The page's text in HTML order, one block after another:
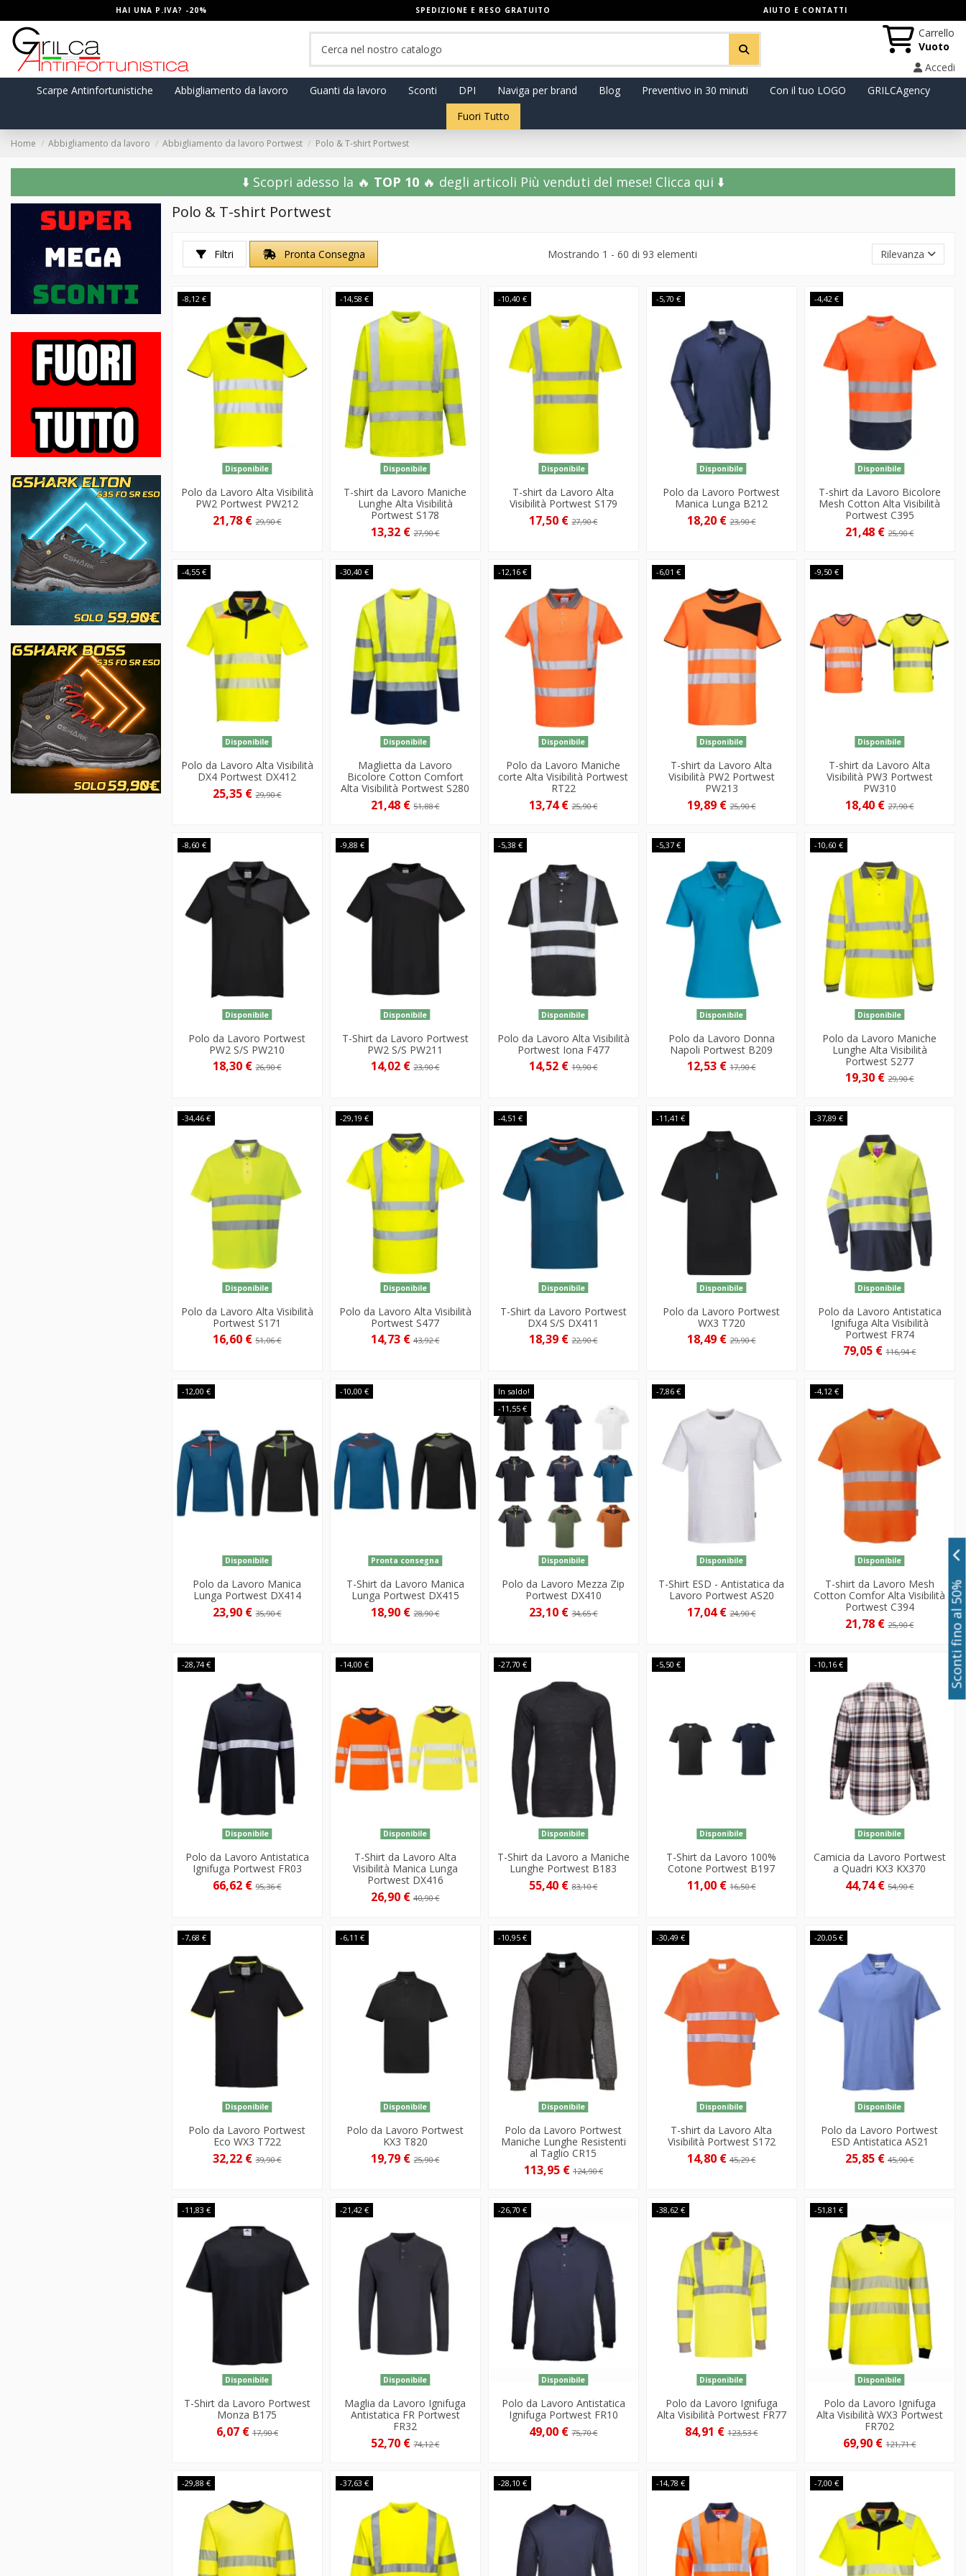
HAI UNA P.IVA? -20% SPEDIZIONE E RESO GRATUITO AIUTO E CONTATTI
Carrello
Vuoto
Accedi
Scarpe Antinfortunistiche
Abbigliamento da lavoro Guanti da lavoro Sconti DPI Naviga per brand Blog Preventivo in 30 minuti Con il tuo LOGO
GRILCAgency
Fuori Tutto
Home Abbigliamento da lavoro Abbigliamento da lavoro Portwest Polo & T-shirt Portwest
⬇️ Scopri adesso la 🔥 TOP 10🔥 degli articoli Più venduti del mese!️ Clicca qui ⬇️
Polo & T-shirt Portwest
Filtri Pronta Consegna Mostrando 1 - 60 di 93 elementi Rilevanza
-8,12 €
Disponibile
Polo da Lavoro Alta Visibilità
PW2 Portwest PW212
21,78 €29,90 €
-14,58 €
Disponibile
T-shirt da Lavoro Maniche
Lunghe Alta Visibilità
Portwest S178
13,32 €27,90 €
-10,40 €
Disponibile
T-shirt da Lavoro Alta
Visibilità Portwest S179
17,50 €27,90 €
-5,70 €
Disponibile
Polo da Lavoro Portwest
Manica Lunga B212
18,20 €23,90 €
-4,42 €
Disponibile
T-shirt da Lavoro Bicolore
Mesh Cotton Alta Visibilità
Portwest C395
21,48 €25,90 €
-4,55 €
Disponibile
Polo da Lavoro Alta Visibilità
DX4 Portwest DX412
25,35 €29,90 €
-30,40 €
Disponibile
Maglietta da Lavoro
Bicolore Cotton Comfort
Alta Visibilità Portwest S280
21,48 €51,88 €
-12,16 €
Disponibile
Polo da Lavoro Maniche
corte Alta Visibilità Portwest
RT22
13,74 €25,90 €
-6,01 €
Disponibile
T-shirt da Lavoro Alta
Visibilità PW2 Portwest
PW213
19,89 €25,90 €
-9,50 €
Disponibile
T-shirt da Lavoro Alta
Visibilità PW3 Portwest
PW310
18,40 €27,90 €
-8,60 €
Disponibile
Polo da Lavoro Portwest
PW2 S/S PW210
18,30 €26,90 €
-9,88 €
Disponibile
T-Shirt da Lavoro Portwest
PW2 S/S PW211
14,02 €23,90 €
-5,38 €
Disponibile
Polo da Lavoro Alta Visibilità
Portwest Iona F477
14,52 €19,90 €
-5,37 €
Disponibile
Polo da Lavoro Donna
Napoli Portwest B209
12,53 €17,90 €
-10,60 €
Disponibile
Polo da Lavoro Maniche
Lunghe Alta Visibilità
Portwest S277
19,30 €29,90 €
-34,46 €
Disponibile
Polo da Lavoro Alta Visibilità
Portwest S171
16,60 €51,06 €
-29,19 €
Disponibile
Polo da Lavoro Alta Visibilità
Portwest S477
14,73 €43,92 €
-4,51 €
Disponibile
T-Shirt da Lavoro Portwest
DX4 S/S DX411
18,39 €22,90 €
-11,41 €
Disponibile
Polo da Lavoro Portwest
WX3 T720
18,49 €29,90 €
-37,89 €
Disponibile
Polo da Lavoro Antistatica
Ignifuga Alta Visibilità
Portwest FR74
79,05 €116,94 €
-12,00 €
Disponibile
Polo da Lavoro Manica
Lunga Portwest DX414
23,90 €35,90 €
-10,00 €
Pronta consegna
T-Shirt da Lavoro Manica
Lunga Portwest DX415
18,90 €28,90 €
In saldo!
-11,55 €
Disponibile
Polo da Lavoro Mezza Zip
Portwest DX410
23,10 €34,65 €
-7,86 €
Disponibile
T-Shirt ESD - Antistatica da
Lavoro Portwest AS20
17,04 €24,90 €
-4,12 €
Disponibile
T-shirt da Lavoro Mesh
Cotton Comfor Alta Visibilità
Portwest C394
21,78 €25,90 €
-28,74 €
Disponibile
Polo da Lavoro Antistatica
Ignifuga Portwest FR03
66,62 €95,36 €
-14,00 €
Disponibile
T-Shirt da Lavoro Alta
Visibilità Manica Lunga
Portwest DX416
26,90 €40,90 €
-27,70 €
Disponibile
T-Shirt da Lavoro a Maniche
Lunghe Portwest B183
55,40 €83,10 €
-5,50 €
Disponibile
T-Shirt da Lavoro 100%
Cotone Portwest B197
11,00 €16,50 €
-10,16 €
Disponibile
Camicia da Lavoro Portwest
a Quadri KX3 KX370
44,74 €54,90 €
-7,68 €
Disponibile
Polo da Lavoro Portwest
Eco WX3 T722
32,22 €39,90 €
-6,11 €
Disponibile
Polo da Lavoro Portwest
KX3 T820
19,79 €25,90 €
-10,95 €
Disponibile
Polo da Lavoro Portwest
Maniche Lunghe Resistenti
al Taglio CR15
113,95 € 124,90 €
-30,49 €
Disponibile
T-shirt da Lavoro Alta
Visibilità Portwest S172
14,80 €45,29 €
-20,05 €
Disponibile
Polo da Lavoro Portwest
ESD Antistatica AS21
25,85 €45,90 €
-11,83 €
Disponibile
T-Shirt da Lavoro Portwest
Monza B175
6,07 € 17,90 €
-21,42 €
Disponibile
Maglia da Lavoro Ignifuga
Antistatica FR Portwest
FR32
52,70 €74,12 €
-26,70 €
Disponibile
Polo da Lavoro Antistatica
Ignifuga Portwest FR10
49,00 €75,70 €
-38,62 €
Disponibile
Polo da Lavoro Ignifuga
Alta Visibilità Portwest FR77
84,91 €123,53 €
-51,81 €
Disponibile
Polo da Lavoro Ignifuga
Alta Visibilità WX3 Portwest
FR702
69,90 €121,71 €
-29,88 € -37,63 € -28,10 € -14,78 € -7,00 €
Sconti fino al 50%